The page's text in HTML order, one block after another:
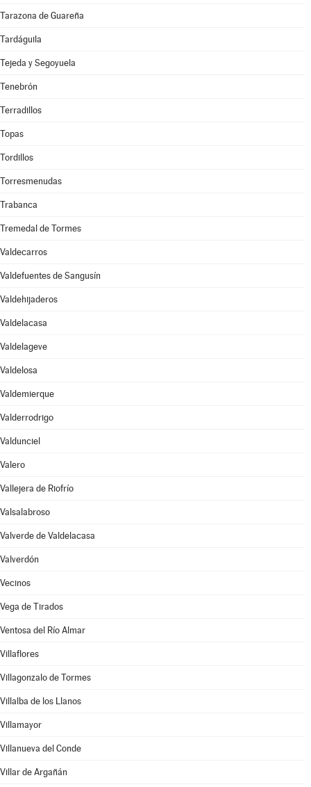
Tarazona de Guareña
Tardáguila
Tejeda y Segoyuela
Tenebrón
Terradillos
Topas
Tordillos
Torresmenudas
Trabanca
Tremedal de Tormes
Valdecarros
Valdefuentes de Sangusín
Valdehijaderos
Valdelacasa
Valdelageve
Valdelosa
Valdemierque
Valderrodrigo
Valdunciel
Valero
Vallejera de Riofrío
Valsalabroso
Valverde de Valdelacasa
Valverdón
Vecinos
Vega de Tirados
Ventosa del Río Almar
Villaflores
Villagonzalo de Tormes
Villalba de los Llanos
Villamayor
Villanueva del Conde
Villar de Argañán